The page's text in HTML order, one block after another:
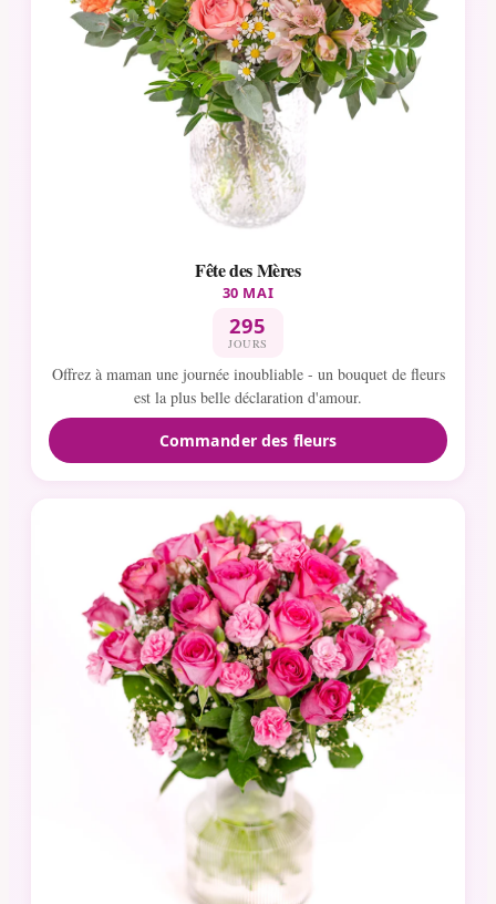
Fête des Mères
30 MAI
295
JOURS
Offrez à maman une journée inoubliable - un bouquet de fleurs
est la plus belle déclaration d'amour.
Commander des fleurs